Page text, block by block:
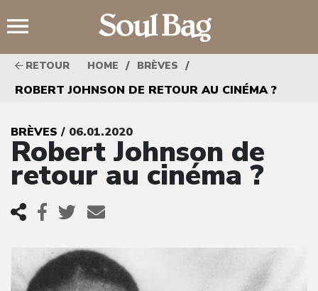
RETOUR HOME / BRÈVES /
ROBERT JOHNSON DE RETOUR AU CINÉMA ?
BRÈVES / 06.01.2020
Robert Johnson de
retour au cinéma ?